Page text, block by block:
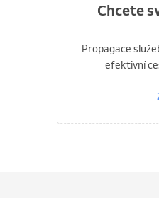
Chcete
Propagace
efektivní